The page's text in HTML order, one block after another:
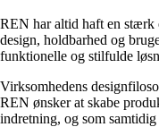
REN har altid haft en stærk
design, holdbarhed og
funktionelle og stilfulde
Virksomhedens
REN ønsker at skabe
indretning, og som